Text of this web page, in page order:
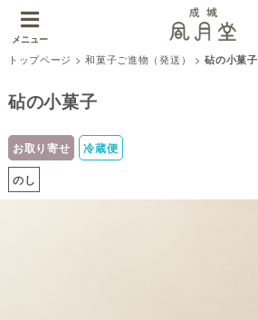
メニュー
トップページ >和菓子ご進物（発送） >砧の小菓子
砧の小菓子
お取り寄せ
冷蔵便
のし